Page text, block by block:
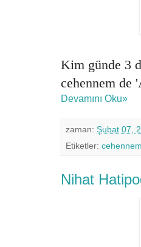
Kim günde 3
cehennem de
Devamını Oku»
zaman: Şubat 07,
Etiketler:
Nihat